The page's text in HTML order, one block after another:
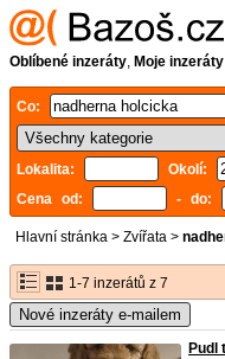
Oblíbené inzeráty, Moje inzeráty
Co:
Lokalita: Okolí:
Cena od:
- do:
Hlavní stránka > Zvířata >
1-7 inzerátů z 7
Nové inzeráty e-mailem
Pudl